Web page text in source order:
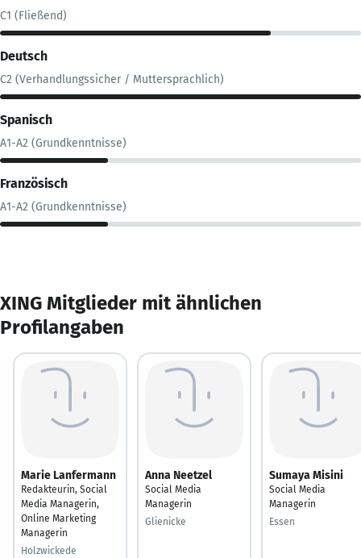
C1 (Fließend)
Deutsch
C2 (Verhandlungssicher / Muttersprachlich)
Spanisch
A1-A2 (Grundkenntnisse)
Französisch
A1-A2 (Grundkenntnisse)
XING Mitglieder mit ähnlichen
Profilangaben
Marie Lanfermann
Redakteurin, Social
Media Managerin,
Online Marketing
Managerin
Holzwickede
Anna Neetzel
Social Media
Managerin
Glienicke
Sumaya Misini
Social Media
Managerin
Essen